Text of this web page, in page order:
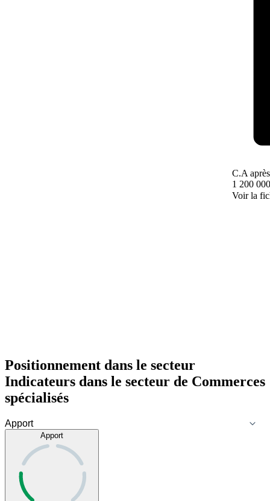
C.A
1 200
Voir la
Positionnement dans le secteur
Indicateurs dans le secteur de Commerces
spécialisés
Apport